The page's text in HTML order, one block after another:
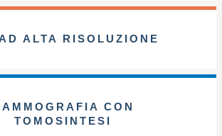
ALTA RISOLUZIONE
CON
TOMOSINTESI